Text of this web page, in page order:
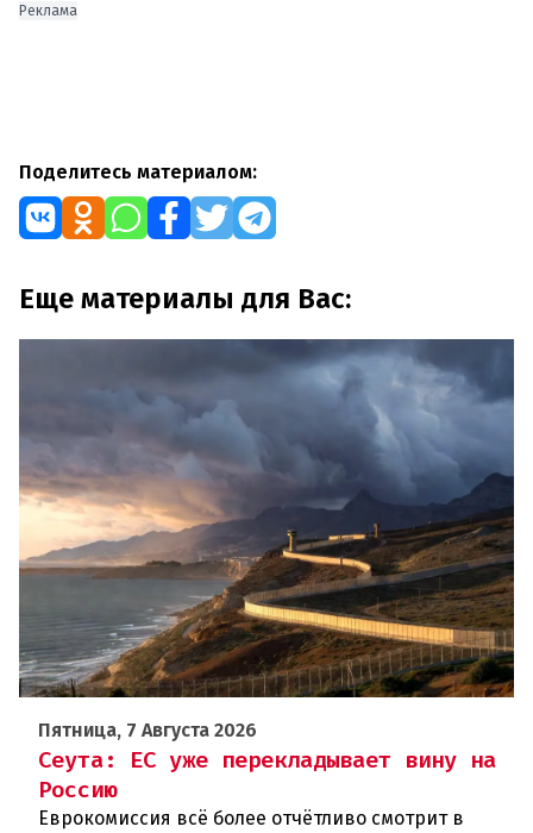
Реклама
Поделитесь материалом:
Еще материалы для Вас:
Пятница, 7 Августа 2026
Сеута: ЕС уже перекладывает вину на
Россию
Еврокомиссия всё более отчётливо смотрит в